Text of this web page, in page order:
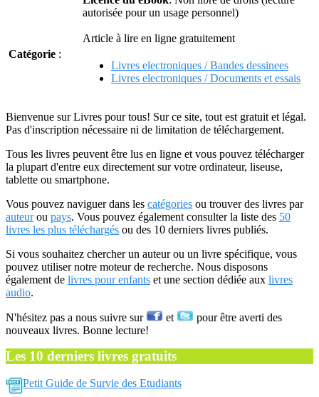
autorisée pour un usage personnel)
Article à lire en ligne gratuitement
Catégorie :
Livres electroniques / Bandes dessinees
Livres electroniques / Documents et essais
Bienvenue sur Livres pour tous! Sur ce site, tout est gratuit et légal.
Pas d'inscription nécessaire ni de limitation de téléchargement.
Tous les livres peuvent être lus en ligne et vous pouvez télécharger
la plupart d'entre eux directement sur votre ordinateur, liseuse,
tablette ou smartphone.
Vous pouvez naviguer dans les catégories ou trouver des livres par
auteurou pays. Vous pouvez également consulter la liste des 50
livres les plus téléchargés ou des 10 derniers livres publiés.
Si vous souhaitez chercher un auteur ou un livre spécifique, vous
pouvez utiliser notre moteur de recherche. Nous disposons
également de livres pour enfants et une section dédiée aux livres
audio.
N'hésitez pas a nous suivre sur et
pour être averti des
nouveaux livres. Bonne lecture!
Les 10 derniers livres gratuits
Petit Guide de Survie des Etudiants